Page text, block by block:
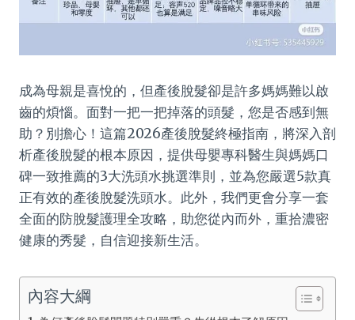
成為母親是喜悅的，但產後脫髮卻是許多媽媽難以啟
齒的煩惱。面對一把一把掉落的頭髮，您是否感到無
助？別擔心！這篇2026產後脫髮終極指南，將深入剖
析產後脫髮的根本原因，提供母嬰專科醫生與媽媽口
碑一致推薦的3大洗頭水挑選準則，並為您嚴選5款真
正有效的產後脫髮洗頭水。此外，我們更會分享一套
全面的防脫髮護理全攻略，助您從內而外，重拾濃密
健康的秀髮，自信迎接新生活。
內容大綱